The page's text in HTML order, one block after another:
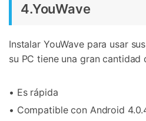
4.YouWave
Instalar YouWave para usar
su PC tiene una gran cantidad
• Es rápida
• Compatible con Android